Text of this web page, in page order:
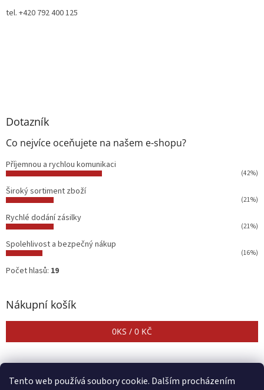
Tento web používá soubory cookie. Dalším procházením
tel. +420 792 400 125
Dotazník
Co nejvíce oceňujete na našem e-shopu?
Příjemnou a rychlou komunikaci
(42%)
Široký sortiment zboží
(21%)
Rychlé dodání zásilky
(21%)
Spolehlivost a bezpečný nákup
(16%)
Počet hlasů: 19
Nákupní košík
0KS / 0 KČ